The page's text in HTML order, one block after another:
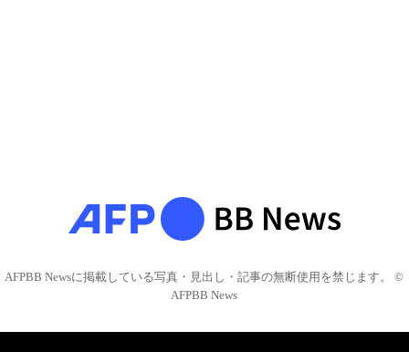
AFPBB Newsに掲載している写真・見出し・記事の無断使用を禁じます。 ©
AFPBB News